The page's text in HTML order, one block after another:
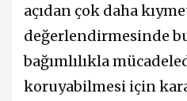
açıdan çok daha
değerlendirmesinde
bağımlılıkla
koruyabilmesi için